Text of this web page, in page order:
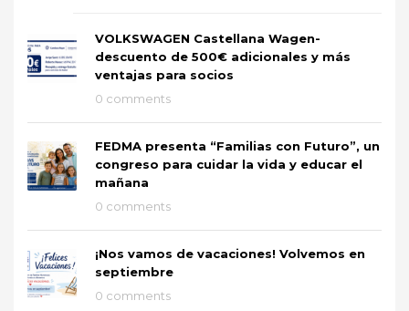
VOLKSWAGEN Castellana Wagen-
descuento de 500€ adicionales y más
ventajas para socios
0 comments
FEDMA presenta “Familias con Futuro”, un
congreso para cuidar la vida y educar el
mañana
0 comments
¡Nos vamos de vacaciones! Volvemos en
septiembre
0 comments